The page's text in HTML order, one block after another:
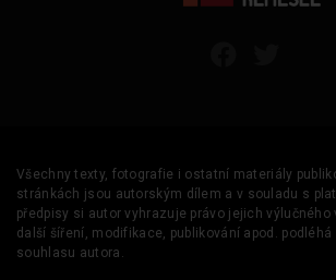
Všechny texty, fotografie i ostatní materiály
stránkách jsou autorským dílem a v souladu s
předpisy si autor vyhrazuje právo jejich
další šíření, modifikace, publikování apod. podléhá
souhlasu autora.